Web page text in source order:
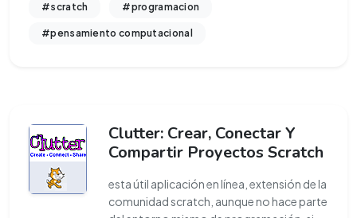
#scratch #programacion
#pensamiento computacional
Clutter: Crear, Conectar Y
Compartir Proyectos Scratch
esta útil aplicación en línea, extensión de la
comunidad scratch, aunque no hace parte